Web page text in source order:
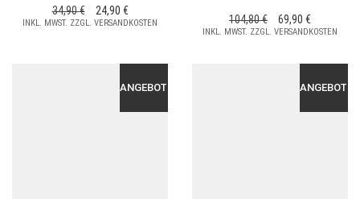
34,90€
URSPRÜNGLICHER
PREIS
24,90 €AKTUELLER
PREIS
INKL. MWST. ZZGL. VERSANDKOSTEN 104,80€
URSPRÜNGLICHER
PREIS
104,80 €
69,90 €
PREIS
69,90 €.
INKL. MWST. ZZGL. VERSANDKOSTEN
ANGEBOT! ANGEBOT!